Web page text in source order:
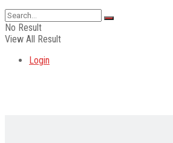
No Result
View All Result
Login